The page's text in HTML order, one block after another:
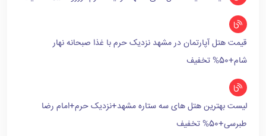
قیمت هتل آپارتمان در مشهد نزدیک حرم با غذا صبحانه نهار
شام+50% تخفیف
لیست بهترین هتل های سه ستاره مشهد+نزدیک حرم+امام رضا
طبرسی+50% تخفیف